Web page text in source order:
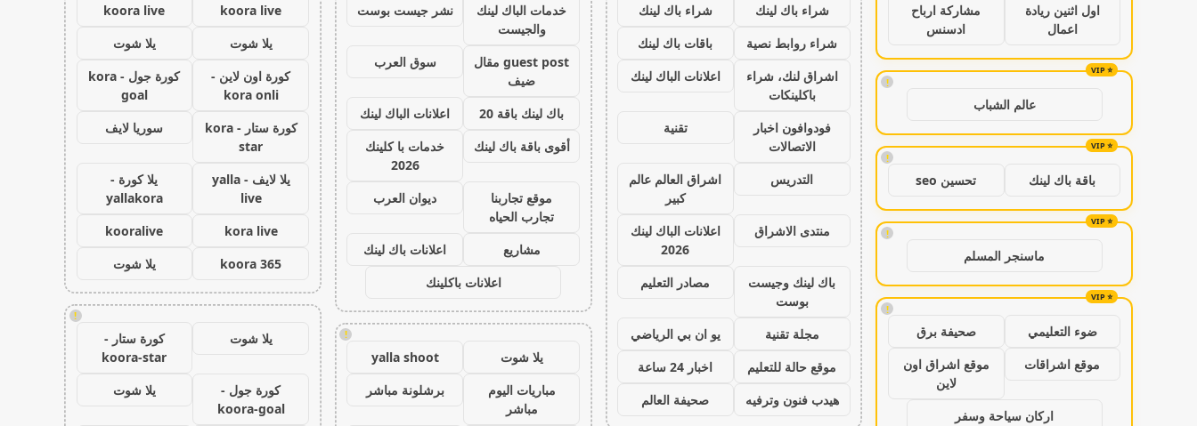
اول اثنين ريادة
اعمال
مشاركة ارباح
ادسنس
!
عالم الشباب
!
باقة باك لينك تحسين seo
!
ماسنجر المسلم
!
ضوء التعليمي
صحيفة برق
موقع اشراقات
موقع اشراق اون
لاين
اركان سياحة وسفر
شراء باك لينك
شراء باك لينك
شراء روابط نصية
باقات باك لينك
اشراق لنك، شراء
باكلينكات
اعلانات الباك لينك
فودوافون اخبار
الاتصالات
تقنية
التدريس
اشراق العالم عالم
كبير
منتدى الاشراق
اعلانات الباك لينك
2026
باك لينك وجيست
بوست
مصادر التعليم
مجلة تقنية
يو ان بي الرياضي
موقع حالة للتعليم
اخبار 24 ساعة
هيدب فنون وترفيه
صحيفة العالم
خدمات الباك لينك
والجيست
نشر جيست بوست
guest post مقال
ضيف
سوق العرب
باك لينك باقة 20
اعلانات الباك لينك
أقوى باقة باك لينك
خدمات با كلينك
2026
موقع تجاربنا
تجارب الحياه
ديوان العرب
مشاريع
اعلانات باك لينك
اعلانات باكلينك
!
يلا شوت
yalla shoot
مباريات اليوم
مباشر
برشلونة مباشر
koora live
koora live
يلا شوت
يلا شوت
كورة اون لاين -
kora onli
كورة جول - kora
goal
كورة ستار - kora
star
سوريا لايف
يلا لايف - yalla
live
يلا كورة -
yallakora
kora live
kooralive
koora 365
يلا شوت
!
يلا شوت
كورة ستار -
koora-star
كورة جول -
koora-goal
يلا شوت